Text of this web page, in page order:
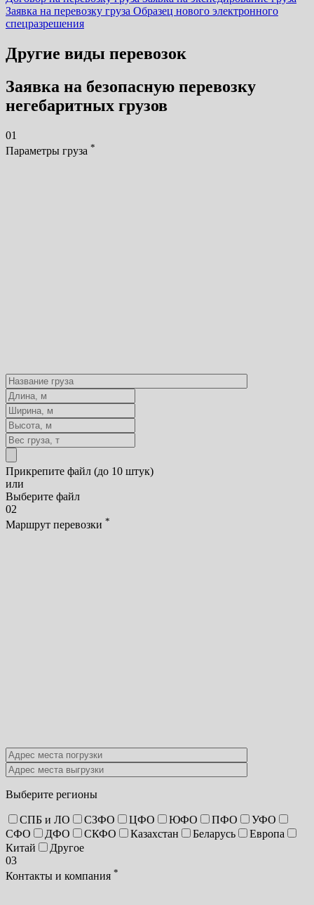
Заявка на перевозку груза Образец нового электронного
спецразрешения
Другие виды перевозок
Заявка на безопасную перевозку
негебаритных грузов
01
Параметры груза *
Прикрепите файл (до 10 штук)
или
Выберите файл
02
Маршрут перевозки *
Выберите регионы
СПБ и ЛО СЗФО ЦФО ЮФО ПФО
УФО
СФО
ДФО СКФО Казахстан Беларусь
Европа
Китай
Другое
03
Контакты и компания *